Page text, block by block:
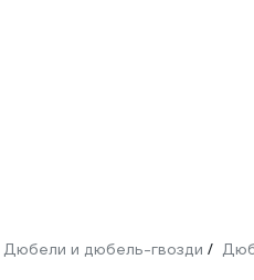
Дюбели и дюбель-гвозди /